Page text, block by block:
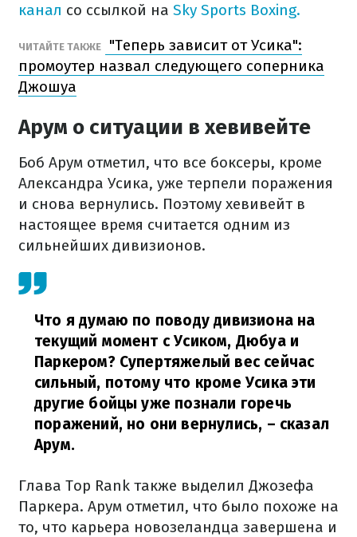
канал со ссылкой на Sky Sports Boxing.
ЧИТАЙТЕ ТАКЖЕ
"Теперь зависит от Усика":
промоутер назвал следующего соперника
Джошуа
Арум о ситуации в хевивейте
Боб Арум отметил, что все боксеры, кроме
Александра Усика, уже терпели поражения
и снова вернулись. Поэтому хевивейт в
настоящее время считается одним из
сильнейших дивизионов.
Что я думаю по поводу дивизиона на
текущий момент с Усиком, Дюбуа и
Паркером? Супертяжелый вес сейчас
сильный, потому что кроме Усика эти
другие бойцы уже познали горечь
поражений, но они вернулись, – сказал
Арум.
Глава Top Rank также выделил Джозефа
Паркера. Арум отметил, что было похоже на
то, что карьера новозеландца завершена и